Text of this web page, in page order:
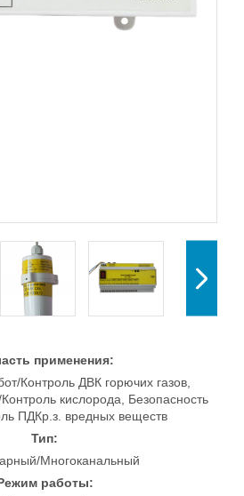
применения:
Контроль ДВК горючих газов,
кислорода, Безопасность
ПДКр.з. вредных веществ
Тип:
Многоканальный
работы: